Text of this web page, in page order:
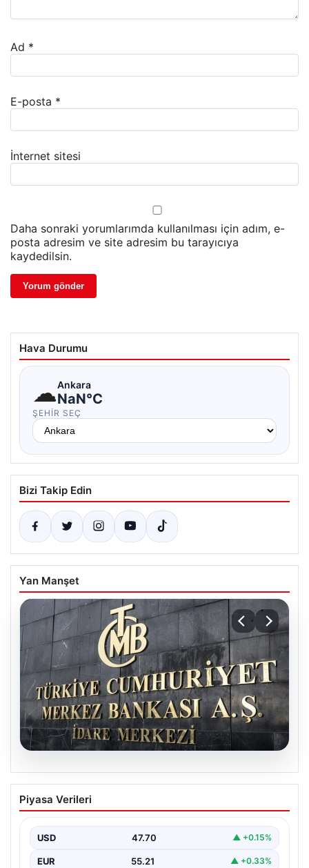
Ad *
E-posta *
İnternet sitesi
Daha sonraki yorumlarımda kullanılması için adım, e-
posta adresim ve site adresim bu tarayıcıya
kaydedilsin.
Hava Durumu
☁Ankara
NaN°C
ŞEHIR SEÇ
Bizi Takip Edin
Yan Manşet
Merkez Bankası faiz kararı ne zaman?
Ekonomistlerin nisan ayı faiz beklentisi
Piyasa Verileri
USD 47.70 ▲ +0.15%
EUR 55.21 ▲ +0.33%